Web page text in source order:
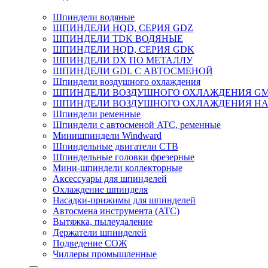
Шпиндели водяные
ШПИНДЕЛИ HQD, СЕРИЯ GDZ
ШПИНДЕЛИ TDK ВОДЯНЫЕ
ШПИНДЕЛИ HQD, СЕРИЯ GDK
ШПИНДЕЛИ DX ПО МЕТАЛЛУ
ШПИНДЕЛИ GDL С АВТОСМЕНОЙ
Шпиндели воздушного охлаждения
ШПИНДЕЛИ ВОЗДУШНОГО ОХЛАЖДЕНИЯ
ШПИНДЕЛИ ВОЗДУШНОГО ОХЛАЖДЕНИЯ
Шпиндели ременные
Шпиндели с автосменой ATC, ременные
Минишпиндели Windward
Шпиндельные двигатели СТВ
Шпиндельные головки фрезерные
Мини-шпиндели коллекторные
Аксессуары для шпинделей
Охлаждение шпинделя
Насадки-прижимы для шпинделей
Автосмена инструмента (ATC)
Вытяжка, пылеудаление
Держатели шпинделей
Подведение СОЖ
Чиллеры промышленные